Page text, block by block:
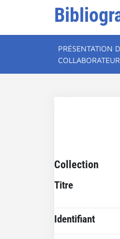
PRÉSENTATION
Collection
Titre
Identifiant